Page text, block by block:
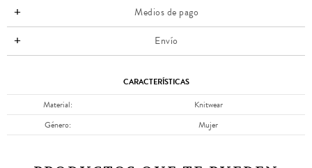
Medios de pago
Envío
CARACTERÍSTICAS
Material
Knitwear
Género
Mujer